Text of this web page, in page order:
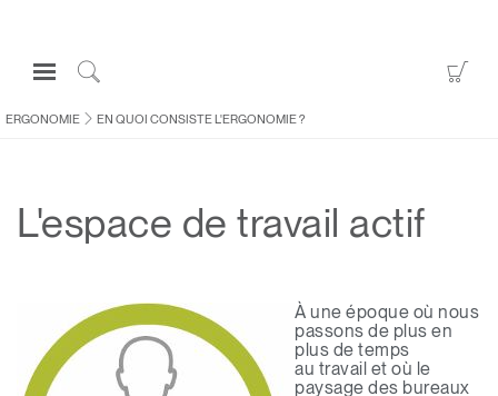
Open
Navigation
Menuto
S'identifier ou S'inscrire
ERGONOMIE
CONTACTEZ-NOUS
ERGONOMIE EN QUOI CONSISTE L'ERGONOMIE ?
L'espace de travail actif
À une époque où nous
passons de plus en
plus de temps
au travail et où le
paysage des bureaux